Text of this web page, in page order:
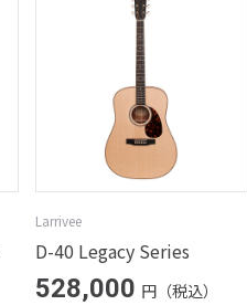
Larrivee
D-40 Legacy Series
528,000 円（税込）